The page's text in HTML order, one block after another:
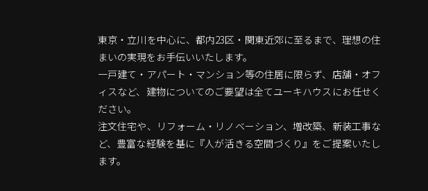
東京・立川を中心に、都内23区・関東近郊に至るまで、理想の住
まいの実現をお手伝いいたします。
一戸建て・アパート・マンション等の住居に限らず、店舗・オフ
ィスなど、建物についてのご要望は全てユーキハウスにお任せく
ださい。
注文住宅や、リフォーム・リノベーション、増改築、新装工事な
ど、豊富な経験を基に『人が活きる空間づくり』をご提案いたし
ます。